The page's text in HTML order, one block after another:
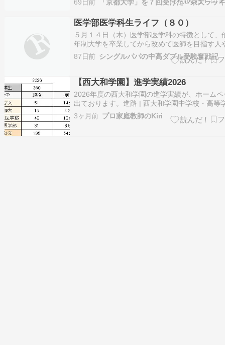
か。 今日そうですね、報道の「最高得点」は
の総合点のことです。報道の内容まとめ対象：
の東京大学・京都大学の…
69日前
医学部医学科生ライフ（８０）
５月１４日（木）医学部医学科の特徴として、
年制大学を卒業してから改めて医師を目指す人
会人で働いた経験を経て医師を目指す人など、
合格できずに長年浪人する多浪生とは違う理由
す。こうしたいわゆる再受験生向けには、一
87日前 シングルパパの中高ダブル受験奮戦記
【西大和学園】進学実績2026
2026年度の西大和学園の進学実績が、ホーム
出ております。進路 | 西大和学園中学校・高等
大和学園公式サイト。磨かれた「知」と豊かな
を備えた、世界で活躍するリーダーの育成をめ
3ヶ月前 プロ家庭教師のKiri